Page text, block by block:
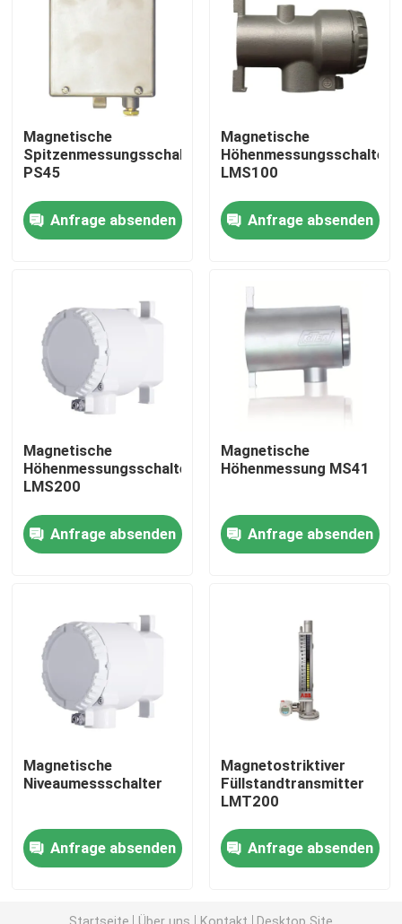
Startseite
Produkte
Videos
Fabrik Tour
Qualitätskontrolle
PSA-Gasgenerator
Psa-Sauerstoff-Generator
Magnetische
Spitzenmessungsschalter
PS45
Anfrage absenden
Magnetische
Höhenmessungsschalter
LMS100
Anfrage absenden
Magnetische
Höhenmessungsschalter
LMS200
Anfrage absenden
Magnetische
Höhenmessung MS41
Anfrage absenden
Magnetische
Niveaumessschalter
Anfrage absenden
Magnetostriktiver
Füllstandtransmitter
LMT200
Anfrage absenden